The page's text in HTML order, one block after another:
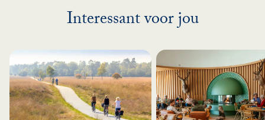
Interessant voor jou